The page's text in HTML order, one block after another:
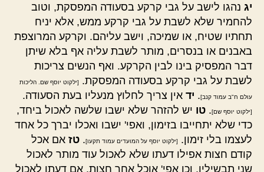
יג נהגו לישב על גבי קרקע בסעודה המפסקת, וטוב
להחמיר שלא לשבת על גבי קרקע ממש, אלא יניח
תחתיו שטיח, או שמיכה, וישב עליהם. וקרקע המרוצפת
באבנים או בנסרים, מותר לשבת עליה אף בלא שיתן
דבר המפסיק בינו לבין הקרקע. ואף הנשים צריכות
לשבת על גבי קרקע בסעודה המפסקת.
[ילקוט יוסף שם. הליכות
עולם ח"ב עמוד קנב]. יד אין צריך לחלוץ מנעליו בעת הסעודה.
[ילקוט יוסף שם]. טו יש להזהר שלא ישבו שלשה לאכול ביחד,
כדי שלא יתחייבו בזימון, ואפי' ישבו ואכלו יברך כל אחד
לעצמו בלי זימון.
[ילקוט יוסף על המועדים עמוד תקעו]. טז אם אכל
קודם חצות אפילו דעתו שלא לאכול עוד מותר לאכול
שני תבשילין. וכן אפי' אוכל אחר חצות, אם דעתו לאכול